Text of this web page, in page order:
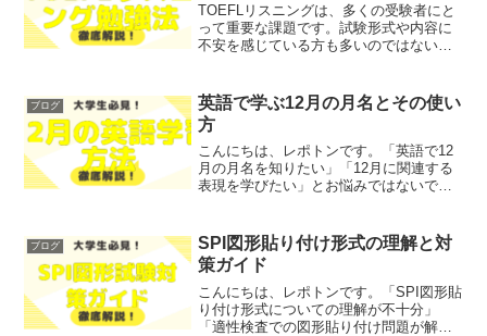
TOEFLリスニングは、多くの受験者にと
って重要な課題です。試験形式や内容に
不安を感じている方も多いのではないで
わかりやすく解説します！レポトンこの
記事は次のような...
ブログ
英語で学ぶ12月の月名とその使い
方
こんにちは、レポトンです。「英語で12
月の月名を知りたい」「12月に関連する
表現を学びたい」とお悩みではないでし
やすく解説します！レポトンこの記事は
次のような人におす...
ブログ
SPI図形貼り付け形式の理解と対
策ガイド
こんにちは、レポトンです。「SPI図形貼
り付け形式についての理解が不十分」
「適性検査での図形貼り付け問題が解け